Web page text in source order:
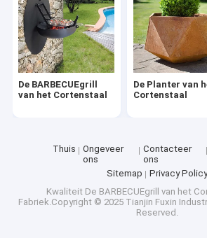
De BARBECUEgrill
van het Cortenstaal
De Planter van
Cortenstaal
Thuis
Ongeveer
ons
Contacteer
ons
Sitemap
Privacy Policy
Kwaliteit De BARBECUEgrill van het
Fabriek.Copyright © 2025 Tianjin Fuxin
Reserved.